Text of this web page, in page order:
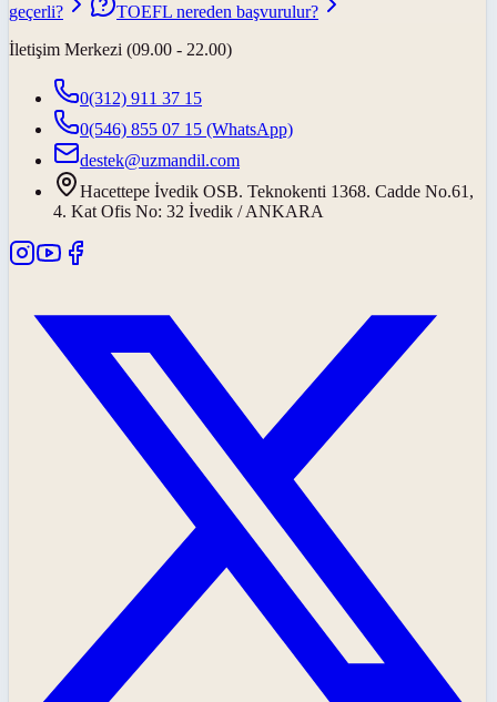
geçerli?
TOEFL nereden başvurulur?
İletişim Merkezi (09.00 - 22.00)
0(312) 911 37 15
0(546) 855 07 15 (WhatsApp)
destek@uzmandil.com
Hacettepe İvedik OSB. Teknokenti 1368. Cadde No.61,
4. Kat Ofis No: 32 İvedik / ANKARA